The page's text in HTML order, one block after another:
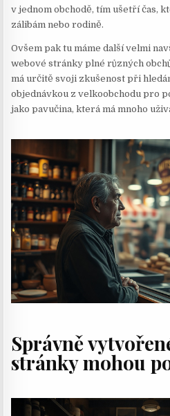
v jednom obchodě, tím ušetří čas,
zálibám nebo rodině.
Ovšem pak tu máme další velmi
webové stránky plné různých
má určitě svoji zkušenost při
objednávkou z velkoobchodu pro
jako pavučina, která má mnoho
Správně
stránky mohou